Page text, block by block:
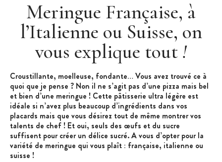
Meringue Française, à
l’Italienne ou Suisse, on
vous explique tout !
Croustillante, moelleuse, fondante… Vous avez trouvé ce à
quoi que je pense ? Non il ne s’agit pas d’une pizza mais bel
et bien d’une meringue ! Cette pâtisserie ultra légère est
idéale si n’avez plus beaucoup d’ingrédients dans vos
placards mais que vous désirez tout de même montrer vos
talents de chef ! Et oui, seuls des œufs et du sucre
suffisent pour créer un délice sucré. A vous d’opter pour la
variété de meringue qui vous plaît : française, italienne ou
suisse !